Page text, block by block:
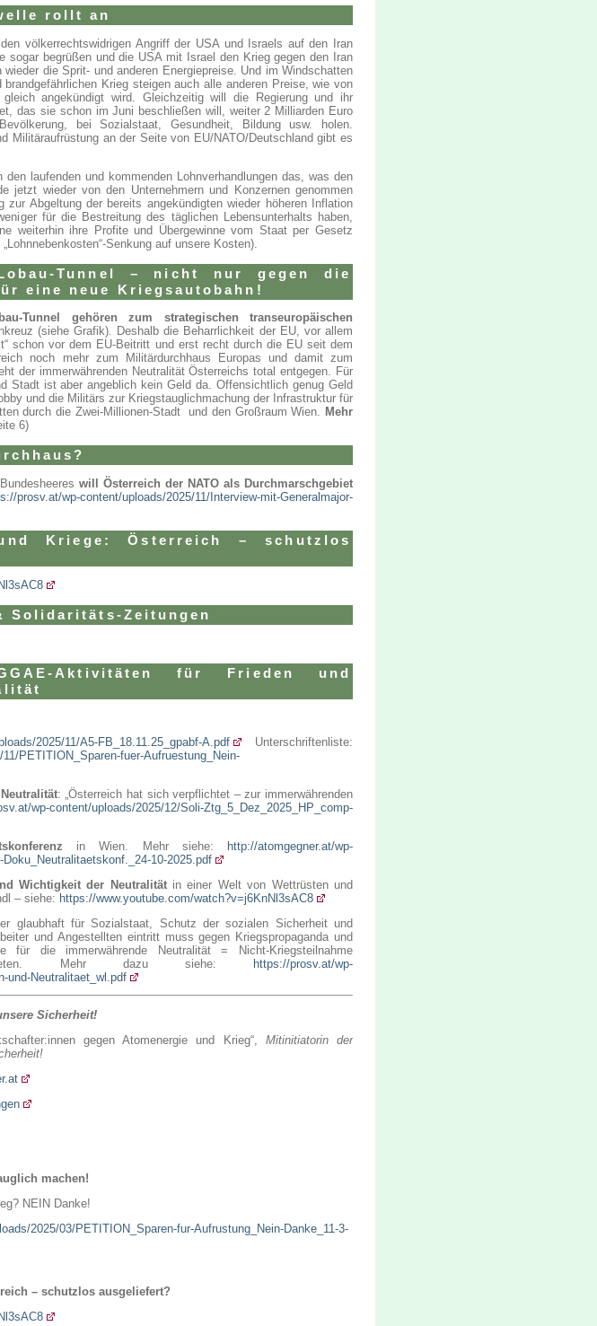
rollt an
völkerrechtswidrigen Angriff der USA und Israels auf den Iran
sogar begrüßen und die USA mit Israel den Krieg gegen den Iran
die Sprit- und anderen Energiepreise. Und im Windschatten
Krieg steigen auch alle anderen Preise, wie von
angekündigt wird. Gleichzeitig will die Regierung und ihr
das sie schon im Juni beschließen will, weiter 2 Milliarden Euro
bei Sozialstaat, Gesundheit, Bildung usw. holen.
Militäraufrüstung an der Seite von EU/NATO/Deutschland gibt es
laufenden und kommenden Lohnverhandlungen das, was den
jetzt wieder von den Unternehmern und Konzernen genommen
Abgeltung der bereits angekündigten wieder höheren Inflation
für die Bestreitung des täglichen Lebensunterhalts haben,
weiterhin ihre Profite und Übergewinne vom Staat per Gesetz
Senkung auf unsere Kosten).
Tunnel – nicht nur gegen die
eine neue Kriegsautobahn!
Tunnel gehören zum strategischen transeuropäischen
(siehe Grafik). Deshalb die Beharrlichkeit der EU, vor allem
schon vor dem EU-Beitritt und erst recht durch die EU seit dem
noch mehr zum Militärdurchhaus Europas und damit zum
der immerwährenden Neutralität Österreichs total entgegen. Für
Stadt ist aber angeblich kein Geld da. Offensichtlich genug Geld
und die Militärs zur Kriegstauglichmachung der Infrastruktur für
durch die Zwei-Millionen-Stadt und den Großraum Wien. Mehr
6)
will Österreich der NATO als Durchmarschgebiet
prosv.at/wp-content/uploads/2025/11/Interview-mit-Generalmajor-
Kriege: Österreich – schutzlos
Solidaritäts-Zeitungen
Aktivitäten für Frieden und
2025/11/A5-FB_18.11.25_gpabf-A.pdf
Unterschriftenliste:
PETITION_Sparen-fuer-Aufruestung_Nein-
: „Österreich hat sich verpflichtet – zur immerwährenden
wp-content/uploads/2025/12/Soli-Ztg_5_Dez_2025_HP_comp-
in Wien. Mehr siehe:
http://atomgegner.at/wp-
10-2025.pdf
Wichtigkeit der Neutralitätin einer Welt von Wettrüsten und
– siehe: https://www.youtube.com/watch?v=j6KnNl3sAC8
glaubhaft für Sozialstaat, Schutz der sozialen Sicherheit und
und Angestellten eintritt muss gegen Kriegspropaganda und
für die immerwährende Neutralität = Nicht-Kriegsteilnahme
Mehr dazu siehe: https://prosv.at/wp-
und-Neutralitaet_wl.pdf
Sicherheit!
gegen Atomenergie und Krieg“, Mitinitiatorin der
machen!
NEIN Danke!
2025/03/PETITION_Sparen-fur-Aufrustung_Nein-Danke_11-3-
– schutzlos ausgeliefert?